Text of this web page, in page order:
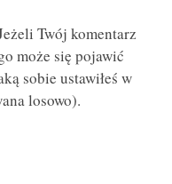
Twój komentarz
może się pojawić
sobie ustawiłeś w
losowo).